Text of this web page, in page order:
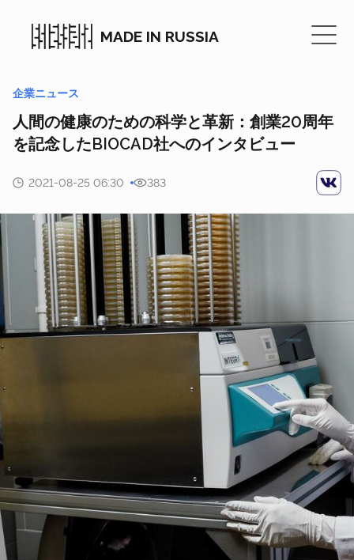
MADE IN RUSSIA
企業ニュース
人間の健康のための科学と革新：創業20周年
を記念したBIOCAD社へのインタビュー
2021-08-25 06:30 383